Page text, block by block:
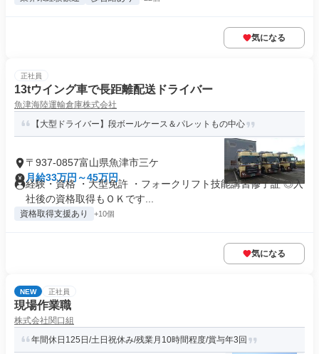
気になる
正社員
13tウイング車で長距離配送ドライバー
魚津海陸運輸倉庫株式会社
【大型ドライバー】段ボールケース＆パレットもの中心
〒937-0857富山県魚津市三ケ
月給33万円～45万円
経験・資格 ・大型免許 ・フォークリフト技能講習修了証 ◎入
社後の資格取得もＯＫです...
資格取得支援あり +10個
気になる
NEW 正社員
現場作業職
株式会社関口組
年間休日125日/土日祝休み/残業月10時間程度/賞与年3回